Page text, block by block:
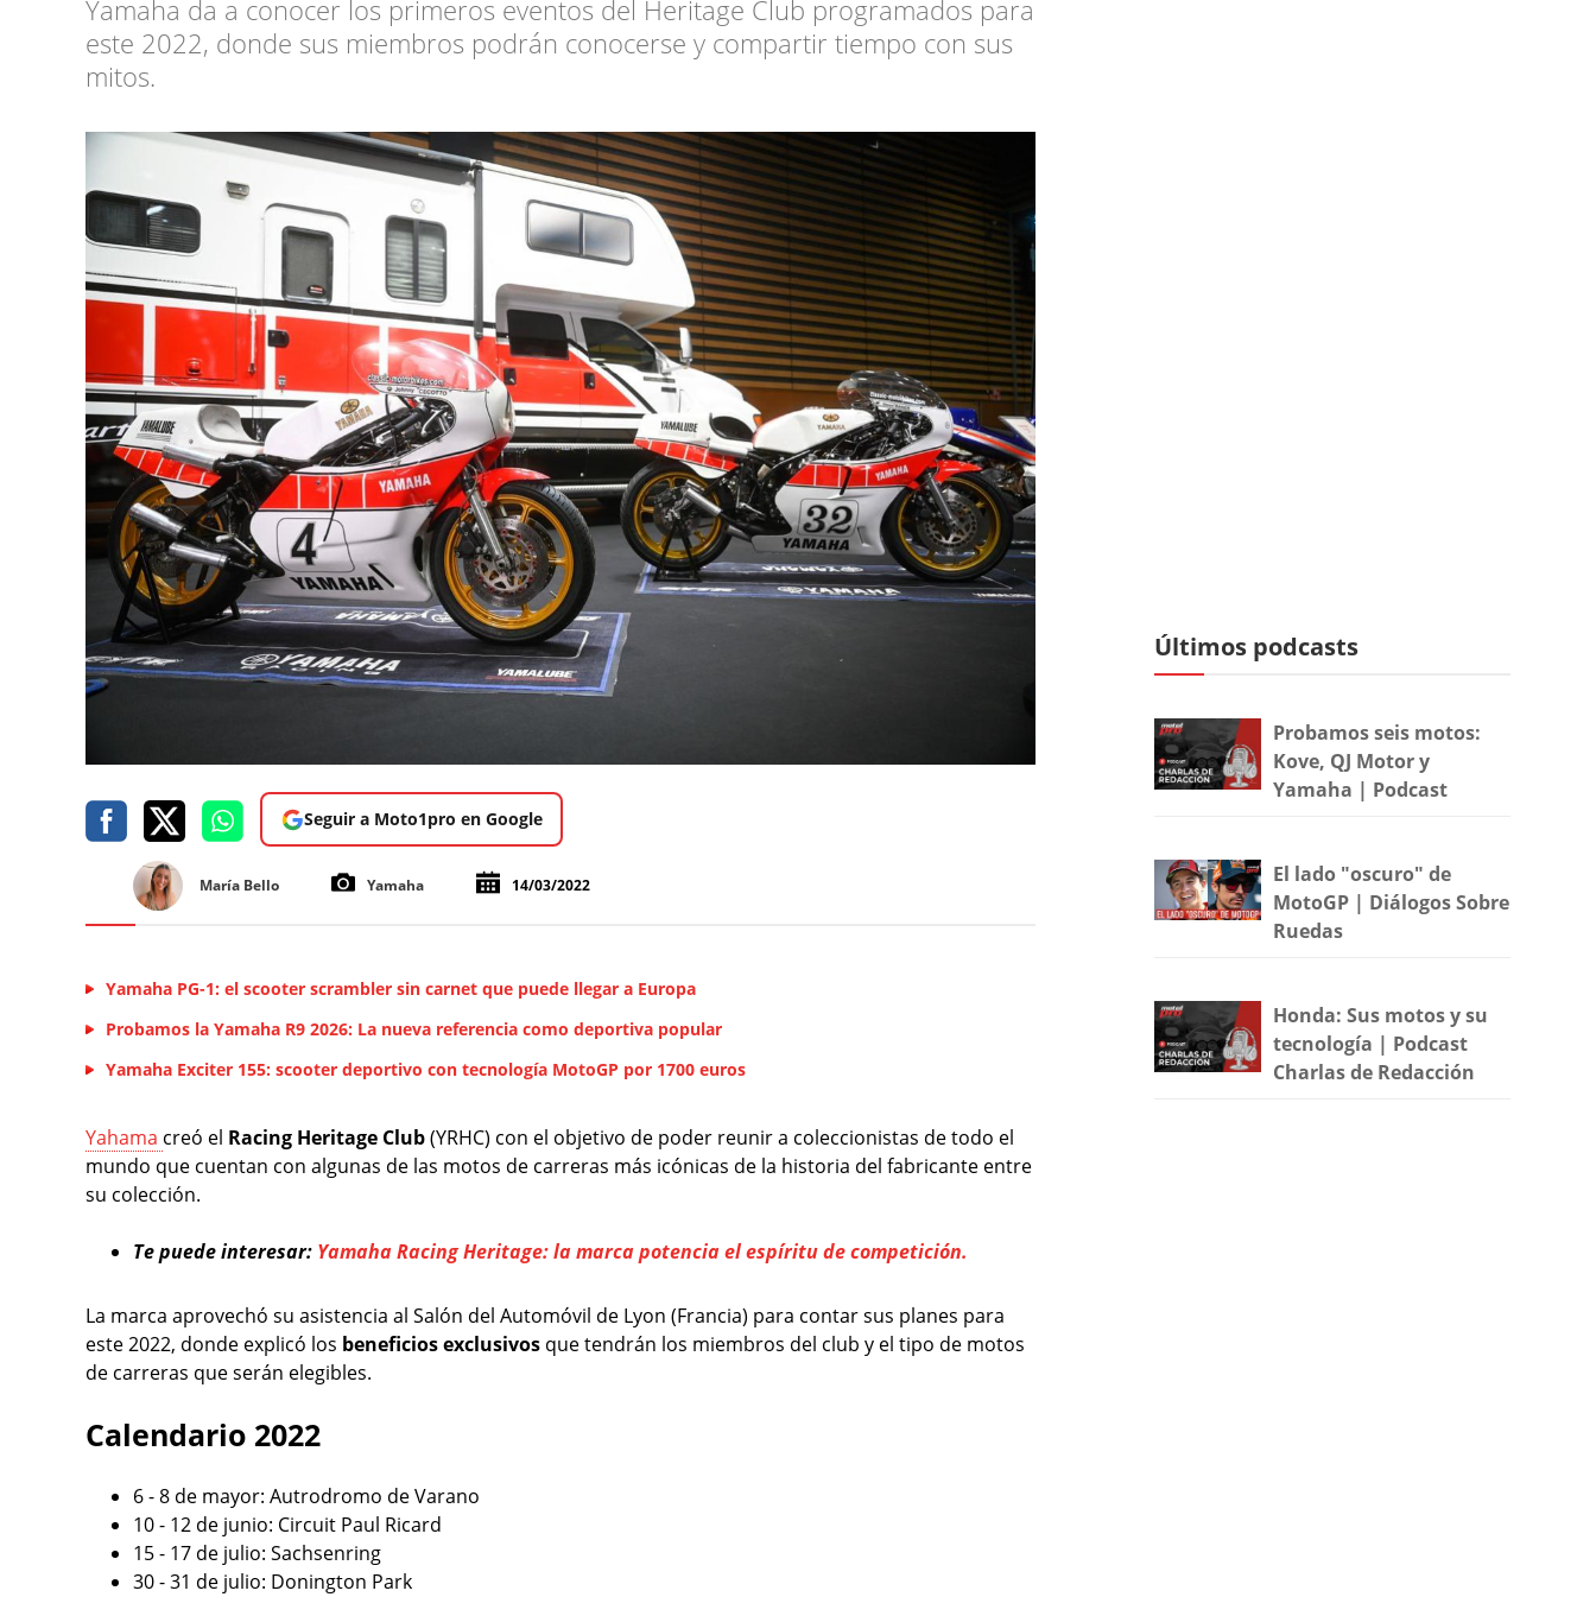
Yamaha da a conocer los primeros eventos del Heritage Club programados para
este 2022, donde sus miembros podrán conocerse y compartir tiempo con sus
mitos.
Seguir a Moto1pro en Google
María Bello Yamaha 14/03/2022
Yamaha PG-1: el scooter scrambler sin carnet que puede llegar a Europa
Probamos la Yamaha R9 2026: La nueva referencia como deportiva popular
Yamaha Exciter 155: scooter deportivo con tecnología MotoGP por 1700 euros
Yahama creó el Racing Heritage Club(YRHC) con el objetivo de poder reunir a coleccionistas de todo el
mundo que cuentan con algunas de las motos de carreras más icónicas de la historia del fabricante entre
su colección.
Te puede interesar: Yamaha Racing Heritage: la marca potencia el espíritu de competición.
La marca aprovechó su asistencia al Salón del Automóvil de Lyon (Francia) para contar sus planes para
este 2022, donde explicó los beneficios exclusivos que tendrán los miembros del club y el tipo de motos
de carreras que serán elegibles.
Calendario 2022
6 - 8 de mayor: Autrodromo de Varano
10 - 12 de junio: Circuit Paul Ricard
15 - 17 de julio: Sachsenring
30 - 31 de julio: Donington Park
Últimos podcasts
Probamos seis motos:
Kove, QJ Motor y
Yamaha | Podcast
El lado "oscuro" de
MotoGP | Diálogos Sobre
Ruedas
Honda: Sus motos y su
tecnología | Podcast
Charlas de Redacción